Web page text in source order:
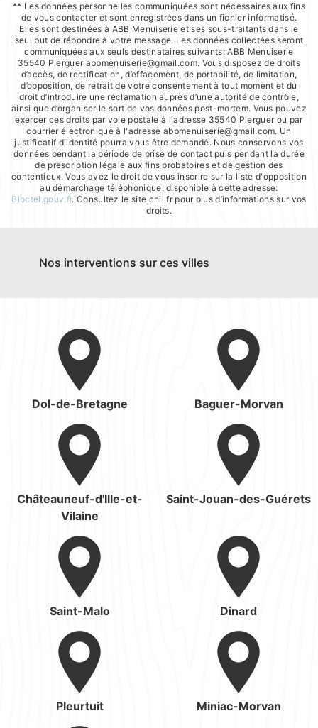
** Les données personnelles communiquées sont nécessaires aux fins
de vous contacter et sont enregistrées dans un fichier informatisé.
Elles sont destinées à ABB Menuiserie et ses sous-traitants dans le
seul but de répondre à votre message. Les données collectées seront
communiquées aux seuls destinataires suivants: ABB Menuiserie
35540 Plerguer abbmenuiserie@gmail.com. Vous disposez de droits
d’accès, de rectification, d’effacement, de portabilité, de limitation,
d’opposition, de retrait de votre consentement à tout moment et du
droit d’introduire une réclamation auprès d’une autorité de contrôle,
ainsi que d’organiser le sort de vos données post-mortem. Vous pouvez
exercer ces droits par voie postale à l'adresse 35540 Plerguer ou par
courrier électronique à l'adresse abbmenuiserie@gmail.com. Un
justificatif d'identité pourra vous être demandé. Nous conservons vos
données pendant la période de prise de contact puis pendant la durée
de prescription légale aux fins probatoires et de gestion des
contentieux. Vous avez le droit de vous inscrire sur la liste d'opposition
au démarchage téléphonique, disponible à cette adresse:
Bloctel.gouv.fr. Consultez le site cnil.fr pour plus d’informations sur vos
droits.
Nos interventions sur ces villes
Dol-de-Bretagne Baguer-Morvan
Châteauneuf-d'Ille-et-
Vilaine
Saint-Jouan-des-Guérets
Saint-Malo Dinard
Pleurtuit Miniac-Morvan